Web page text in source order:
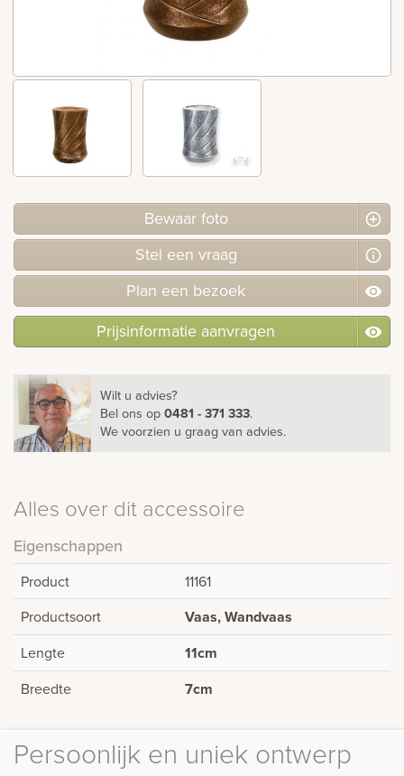
Bewaar foto
Stel een vraag
Plan een bezoek
Prijsinformatie aanvragen
Wilt u advies?
Bel ons op0481 - 371 333.
We voorzien u graag van advies.
Alles over dit accessoire
Eigenschappen
Product
11161
Productsoort
Vaas, Wandvaas
Lengte 11cm
Breedte 7cm
Persoonlijk en uniek ontwerp